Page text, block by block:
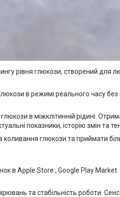
рівня глюкози, створений для
в режимі реального часу
в міжклітинній рідині.
показники, історію змін та
глюкози та приймати
в Apple Store , Google Play Market
та стабільність роботи.